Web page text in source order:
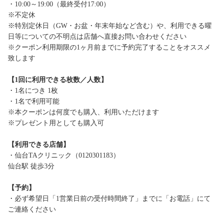
・10:00～19:00（最終受付17:00）
※不定休
※特別定休日（GW・お盆・年末年始など含む）や、利用できる曜
日等についての不明点は店舗へ直接お問い合わせください
※クーポン利用期限の1ヶ月前までに予約完了することをオススメ
致します
【1回に利用できる枚数／人数】
・1名につき 1枚
・1名で利用可能
※本クーポンは何度でも購入、利用いただけます
※プレゼント用としても購入可
【利用できる店舗】
・仙台TAクリニック（0120301183）
仙台駅 徒歩3分
【予約】
・必ず希望日「1営業日前の受付時間終了」までに「お電話」にて
ご連絡ください